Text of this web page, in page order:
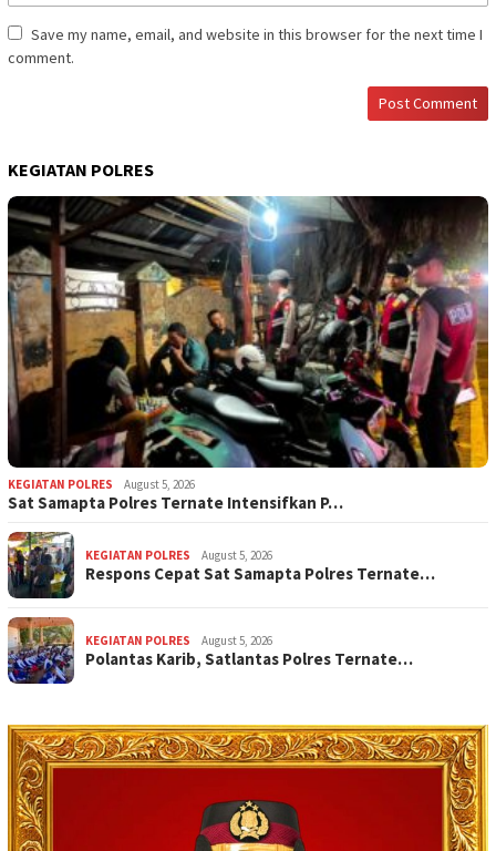
Save my name, email, and website in this browser for the next time I
comment.
KEGIATAN POLRES
KEGIATAN POLRES August 5, 2026
Sat Samapta Polres Ternate Intensifkan P…
KEGIATAN POLRES August 5, 2026
Respons Cepat Sat Samapta Polres Ternate…
KEGIATAN POLRES August 5, 2026
Polantas Karib, Satlantas Polres Ternate…